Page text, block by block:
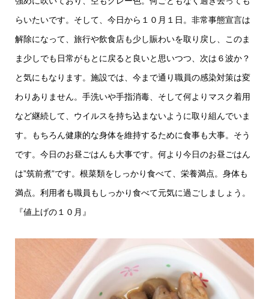
らいたいです。そして、今日から１０月１日。非常事態宣言は
解除になって、旅行や飲食店も少し賑わいを取り戻し、このま
ま少しでも日常がもとに戻ると良いと思いつつ、次は６波か？
と気にもなります。施設では、今まで通り職員の感染対策は変
わりありません。手洗いや手指消毒、そして何よりマスク着用
など継続して、ウイルスを持ち込まないように取り組んでいま
す。もちろん健康的な身体を維持するために食事も大事。そう
です。今日のお昼ごはんも大事です。何より今日のお昼ごはん
は”筑前煮”です。根菜類をしっかり食べて、栄養満点。身体も
満点。利用者も職員もしっかり食べて元気に過ごしましょう。
『値上げの１０月』